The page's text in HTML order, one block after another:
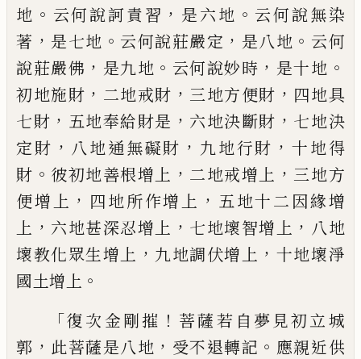
地 。 云何說訶責習 ， 是六地 。 云何說無染
著 ， 是七地 。 云何說莊嚴定 ， 是八地 。 云何
說莊嚴佛 ， 是九地 。 云何說妙時 ， 是十地 。
初地施財 ， 二地戒財 ， 三地方便財 ， 四地具
七財 ， 五地奉給財是 ， 六地決斷財 ， 七地決
定財 ， 八地通無礙財 ， 九地行財 ， 十地得
財 。 彼初地善根增上 ， 二地戒增上 ， 三地方
便增上 ， 四地所作增上 ， 五地十二因緣增
上 ， 六地甚深忍增上 ， 七地壞智增上 ， 八地
壞教化眾生增上 ， 九地調伏增上 ， 十地壞淨
國土增上 。
「復次金剛摧 ！ 菩薩若自夢見初立城
郭 ， 此菩薩是八地 ， 受不退轉記 。 應親近供